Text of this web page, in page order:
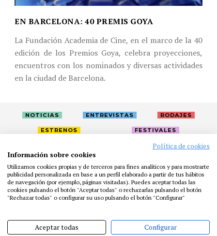
EN BARCELONA: 40 PREMIS GOYA
La Fundación Academia de Cine, en el marco de la 40
edición de los Premios Goya, celebra proyecciones,
encuentros con los nominados y diversas actividades
en la ciudad de Barcelona.
NOTICIAS ENTREVISTAS RODAJES
ESTRENOS FESTIVALES
PRENSA
FUNDACIÓN RESIDENCIAS
AYUDAS
BIBLIOTECA
PUBLICACIONES
CONTACTO
Política de cookies
Información sobre cookies
Utilizamos cookies propias y de terceros para fines analíticos y para mostrarte
publicidad personalizada en base a un perfil elaborado a partir de tus hábitos
de navegación (por ejemplo, páginas visitadas). Puedes aceptar todas las
cookies pulsando el botón "Aceptar todas" o rechazarlas pulsando el botón
"Rechazar todas" o configurar su uso pulsando el botón "Configurar"
Aceptar todas Configurar